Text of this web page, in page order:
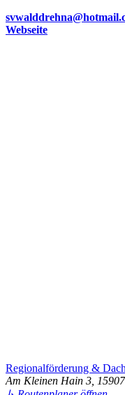
Webseite
Regionalförderung &
Am Kleinen Hain 3,